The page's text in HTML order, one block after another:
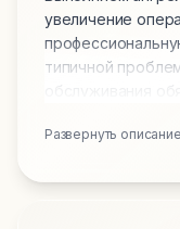
увеличение
типичной
чистка от пыли
или MX-6 для
предоставляем
Развернуть описание